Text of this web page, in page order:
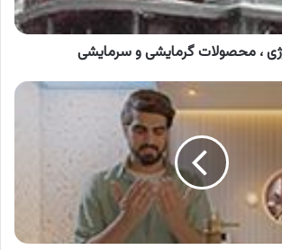
، محصولات گرمایشی و سرمایشی